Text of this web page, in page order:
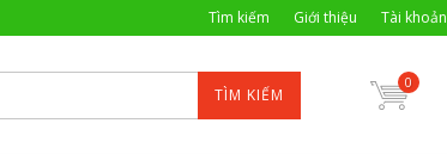
Tìm kiếm Giới thiệu Tài khoản
TÌM KIẾM
0